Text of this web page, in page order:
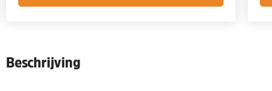
Beschrijving